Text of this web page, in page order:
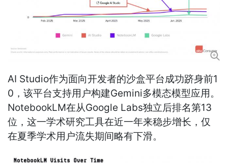
AI Studio作为面向开发者的沙盒平台成功跻身前1
0，该平台支持用户构建Gemini多模态模型应用。
NotebookLM在从Google Labs独立后排名第13
位，这一学术研究工具在近一年来稳步增长，仅
在夏季学术用户流失期间略有下滑。